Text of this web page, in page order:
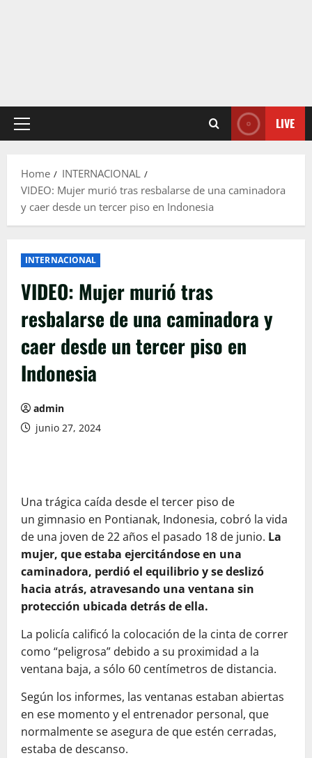
Primary
LIVE
Home
INTERNACIONAL
VIDEO: Mujer murió tras resbalarse de una caminadora
y caer desde un tercer piso en Indonesia
INTERNACIONAL
VIDEO: Mujer murió tras
resbalarse de una caminadora y
caer desde un tercer piso en
Indonesia
admin
junio 27, 2024
Una trágica caída desde el tercer piso de
un gimnasio en Pontianak, Indonesia, cobró la vida
de una joven de 22 años el pasado 18 de junio. La
mujer, que estaba ejercitándose en una
caminadora, perdió el equilibrio y se deslizó
hacia atrás, atravesando una ventana sin
protección ubicada detrás de ella.
La policía calificó la colocación de la cinta de correr
como “peligrosa” debido a su proximidad a la
ventana baja, a sólo 60 centímetros de distancia.
Según los informes, las ventanas estaban abiertas
en ese momento y el entrenador personal, que
normalmente se asegura de que estén cerradas,
estaba de descanso.